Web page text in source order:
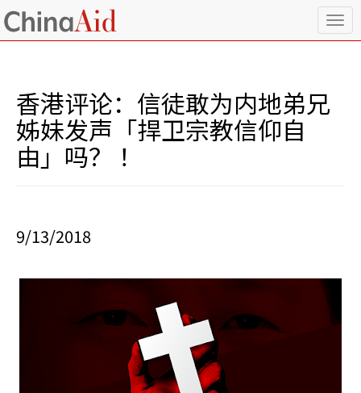
T
o
香港评论：信徒敢为内地弟兄
姊妹发声「捍卫宗教信仰自
由」吗？ ！
9/13/2018